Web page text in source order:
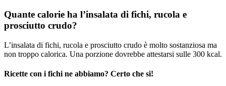
Quante calorie ha l’insalata di fichi, rucola e
prosciutto crudo?
L’insalata di fichi, rucola e prosciutto crudo è molto sostanziosa ma
non troppo calorica. Una porzione dovrebbe attestarsi sulle 300 kcal.
Ricette con i fichi ne abbiamo? Certo che si!